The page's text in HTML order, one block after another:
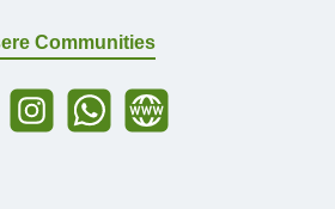
Communities